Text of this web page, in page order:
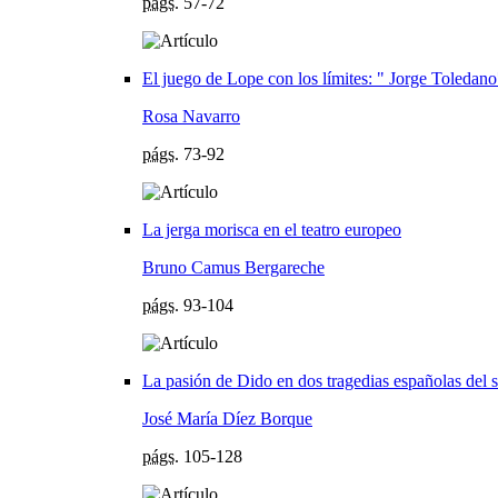
El juego de Lope con los límites: " Jorge
Rosa Navarro
págs. 73-92
La jerga morisca en el teatro europeo
Bruno Camus Bergareche
págs. 93-104
La pasión de Dido en dos tragedias españolas
José María Díez Borque
págs. 105-128